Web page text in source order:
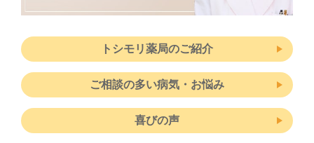
トシモリ薬局のご紹介
ご相談の多い病気・お悩み
喜びの声